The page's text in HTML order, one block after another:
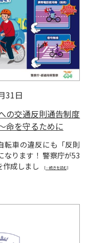
31日
の交通反則通告制度
命を守るために
転車の違反にも「反則
なります！ 警察庁が53
作成しまし
[…続きを読む]